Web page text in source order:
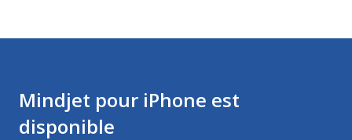
Mindjet pour iPhone est
disponible